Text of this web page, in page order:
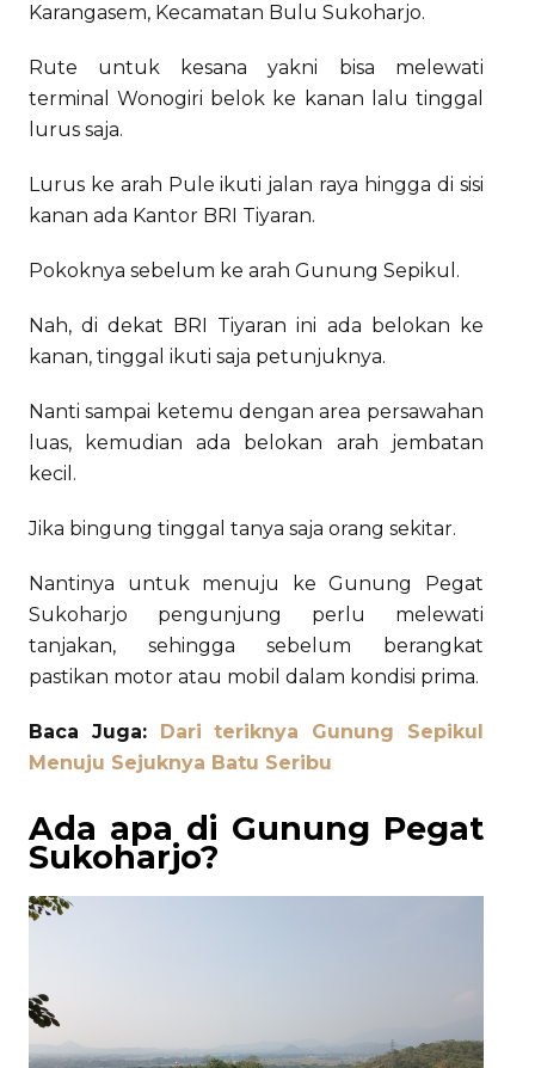
Karangasem, Kecamatan Bulu Sukoharjo.
Rute untuk kesana yakni bisa melewati
terminal Wonogiri belok ke kanan lalu tinggal
lurus saja.
Lurus ke arah Pule ikuti jalan raya hingga di sisi
kanan ada Kantor BRI Tiyaran.
Pokoknya sebelum ke arah Gunung Sepikul.
Nah, di dekat BRI Tiyaran ini ada belokan ke
kanan, tinggal ikuti saja petunjuknya.
Nanti sampai ketemu dengan area persawahan
luas, kemudian ada belokan arah jembatan
kecil.
Jika bingung tinggal tanya saja orang sekitar.
Nantinya untuk menuju ke Gunung Pegat
Sukoharjo pengunjung perlu melewati
tanjakan, sehingga sebelum berangkat
pastikan motor atau mobil dalam kondisi prima.
Baca Juga: Dari teriknya Gunung Sepikul
Menuju Sejuknya Batu Seribu
Ada apa di Gunung Pegat
Sukoharjo?